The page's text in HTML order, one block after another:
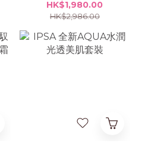
胞再生基底精華露 75ml
套裝
HK$1,980.00
HK$2,986.00